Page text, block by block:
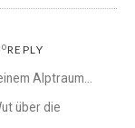
REPLY
Alptraum…
über die